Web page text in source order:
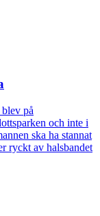
på
och inte i
ska ha stannat
ryckt av halsbandet